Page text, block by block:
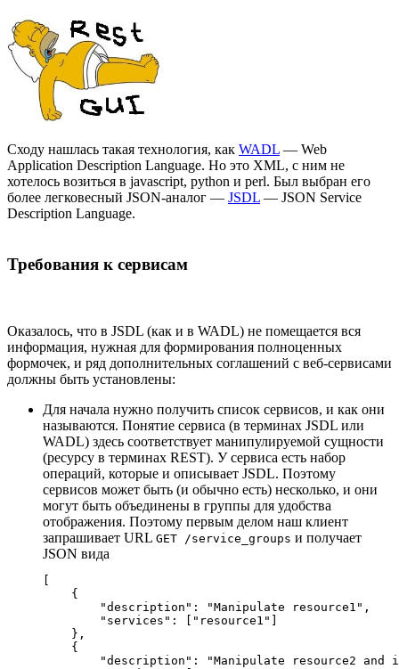
Сходу нашлась такая технология, как WADL — Web
Application Description Language. Но это XML, с ним не
хотелось возиться в javascript, python и perl. Был выбран его
более легковесный JSON-аналог — JSDL — JSON Service
Description Language.
Требования к сервисам
Оказалось, что в JSDL (как и в WADL) не помещается вся
информация, нужная для формирования полноценных
формочек, и ряд дополнительных соглашений с веб-сервисами
должны быть установлены:
Для начала нужно получить список сервисов, и как они
называются. Понятие сервиса (в терминах JSDL или
WADL) здесь соответствует манипулируемой сущности
(ресурсу в терминах REST). У сервиса есть набор
операций, которые и описывает JSDL. Поэтому
сервисов может быть (и обычно есть) несколько, и они
могут быть объединены в группы для удобства
отображения. Поэтому первым делом наш клиент
запрашивает URL GET /service_groups и получает
JSON вида
[
    {
        "description": "Manipulate resource1",
        "services": ["resource1"]
    },
    {
"description": "Manipulate resource2 and